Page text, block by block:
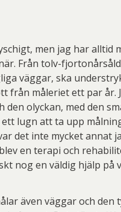
men jag har alltid
Från tolv-
väggar, ska
från måleriet ett par år.
den olyckan, med den
lugn att ta upp
det inte mycket annat
en terapi och
nog en väldig hjälp på
även väggar och den